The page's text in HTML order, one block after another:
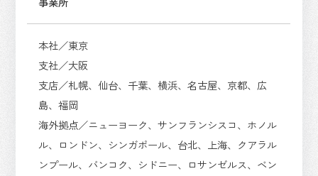
本社／東京
支社／大阪
支店／札幌、仙台、千葉、横浜、名古屋、京都、広
島、福岡
海外拠点／ニューヨーク、サンフランシスコ、ホノル
ル、ロンドン、シンガポール、台北、上海、クアラル
ンプール、バンコク、シドニー、ロサンゼルス、ベン